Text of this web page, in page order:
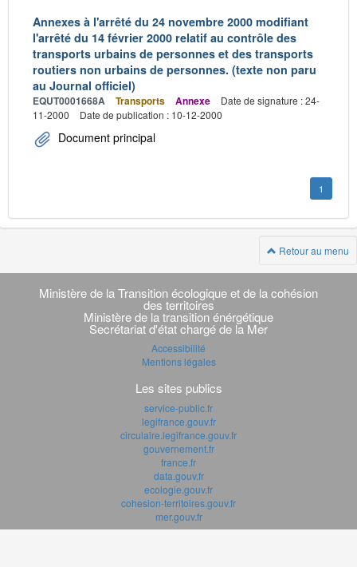
Annexes à l'arrêté du 24 novembre 2000 modifiant
l'arrêté du 14 février 2000 relatif au contrôle des
transports urbains de personnes et des transports
routiers non urbains de personnes. (texte non paru
au Journal officiel)
EQUT0001668A Transports Annexe
Date de signature : 24-
11-2000
Date de publication : 10-12-2000
Document principal
1
Retour au menu
Navigation
transverse
Ministère de la Transition écologique et de la cohésion
des territoires
Ministère de la transition énérgétique
Secrétariat d'état chargé de la Mer
Accessibilité
Mentions légales
Les sites publics
service-public.fr
legifrance.gouv.fr
circulaire.legifrance.gouv.fr
gouvernement.fr
france.fr
data.gouv.fr
ecologie.gouv.fr
cohesion-territoires.gouv.fr
mer.gouv.fr